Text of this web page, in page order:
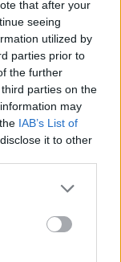
that after your
seeing
utilized by
parties prior to
the further
parties on the
may
IAB’s List of
it to other
or more Google
may click to
party tags to
in below Google
7 következő
volt hangos a
Sagat.